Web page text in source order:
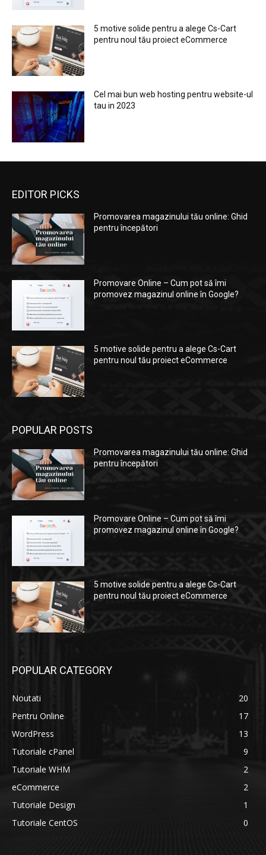
5 motive solide pentru a alege Cs-Cart
pentru noul tău proiect eCommerce
Cel mai bun web hosting pentru website-ul
tau in 2023
EDITOR PICKS
Promovarea magazinului tău online: Ghid
pentru începători
Promovare Online – Cum pot să îmi
promovez magazinul online în Google?
5 motive solide pentru a alege Cs-Cart
pentru noul tău proiect eCommerce
POPULAR POSTS
Promovarea magazinului tău online: Ghid
pentru începători
Promovare Online – Cum pot să îmi
promovez magazinul online în Google?
5 motive solide pentru a alege Cs-Cart
pentru noul tău proiect eCommerce
POPULAR CATEGORY
Noutati
20
Pentru Online
17
WordPress
13
Tutoriale cPanel
9
Tutoriale WHM
2
eCommerce
2
Tutoriale Design
1
Tutoriale CentOS
0